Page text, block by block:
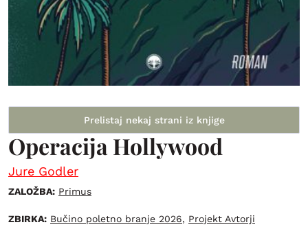
Prelistaj nekaj strani iz knjige
Operacija Hollywood
Jure Godler
ZALOŽBA: Primus
ZBIRKA: Bučino poletno branje 2026, Projekt Avtorji